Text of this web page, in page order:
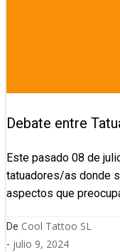
Debate entre
Este pasado 08 de
tatuadores/as donde
aspectos que
De Cool Tattoo SL
- julio 9, 2024